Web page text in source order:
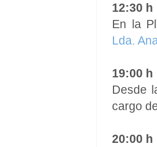
12:30 h
En la
Lda.
19:00 h
Desde
cargo
20:00 h